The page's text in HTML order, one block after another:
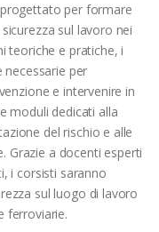
per formare
sul lavoro nei
teoriche e pratiche, i
per
e intervenire in
moduli dedicati alla
del rischio e alle
Grazie a docenti esperti
i corsisti saranno
sul luogo di lavoro
ferroviarie.